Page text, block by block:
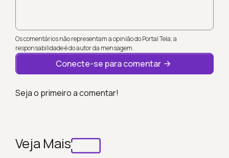
Os comentários não representam a opinião do Portal Tela; a
responsabilidade é do autor da mensagem.
Conecte-se para comentar
Seja o primeiro a comentar!
Veja Mais